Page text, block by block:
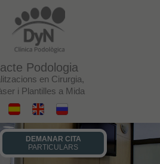
Podologia
en Cirurgia,
i Plantilles a Mida
DEMANAR CITA
PARTICULARS